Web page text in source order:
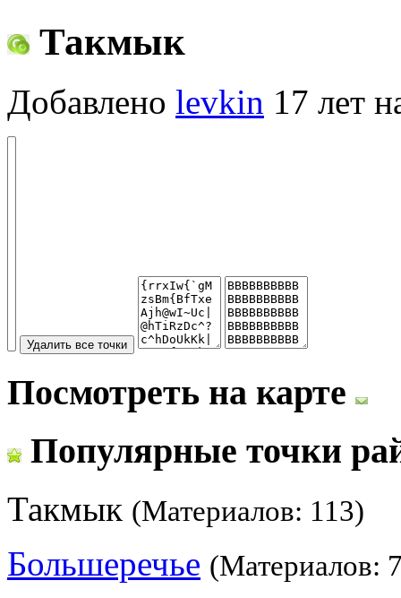
Такмык
Добавлено levkin 17 лет
Посмотреть на карте
Популярные точки
Такмык (Материалов: 113)
Большеречье (Материалов: